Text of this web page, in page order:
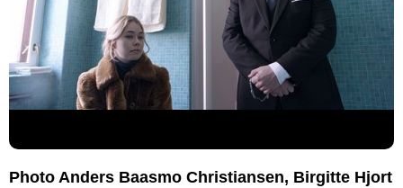
Photo Anders Baasmo Christiansen, Birgitte Hjort